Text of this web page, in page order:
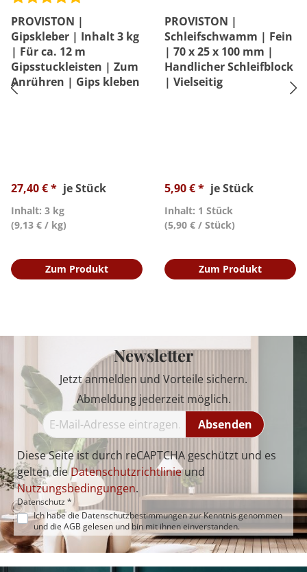
PROVISTON |
Gipskleber | Inhalt 3 kg
| Für ca. 12 m
Gipsstuckleisten | Zum
Anrühren | Gips kleben
27,40 € * je Stück
Inhalt: 3 kg
(9,13 € / kg)
Zum Produkt
PROVISTON |
Schleifschwamm | Fein
| 70 x 25 x 100 mm |
Handlicher Schleifblock
| Vielseitig
5,90 € * je Stück
Inhalt: 1 Stück
(5,90 € / Stück)
Zum Produkt
Newsletter
Jetzt anmelden und Vorteile sichern.
Abmeldung jederzeit möglich.
Absenden
Diese Seite ist durch reCAPTCHA geschützt und es
gelten dieDatenschutzrichtlinieund
Nutzungsbedingungen.
Datenschutz *
Ich habe die Datenschutzbestimmungenzur Kenntnis genommen
und die AGB gelesen und bin mit ihnen einverstanden.